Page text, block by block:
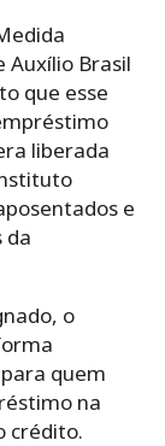
Auxílio Brasil
que esse
liberada
e
da
o
quem
na
crédito.